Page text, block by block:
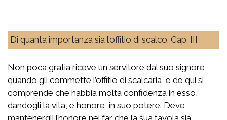
Di quanta importanza sia l’offitio di scalco. Cap. III
Non poca gratia riceve un servitore dal suo signore
quando gli commette l’offitio di scalcaria, e de qui si
comprende che habbia molta confidenza in esso,
dandogli la vita, e honore, in suo potere. Deve
mantenergli l’honore nel far che la sua tavola sia